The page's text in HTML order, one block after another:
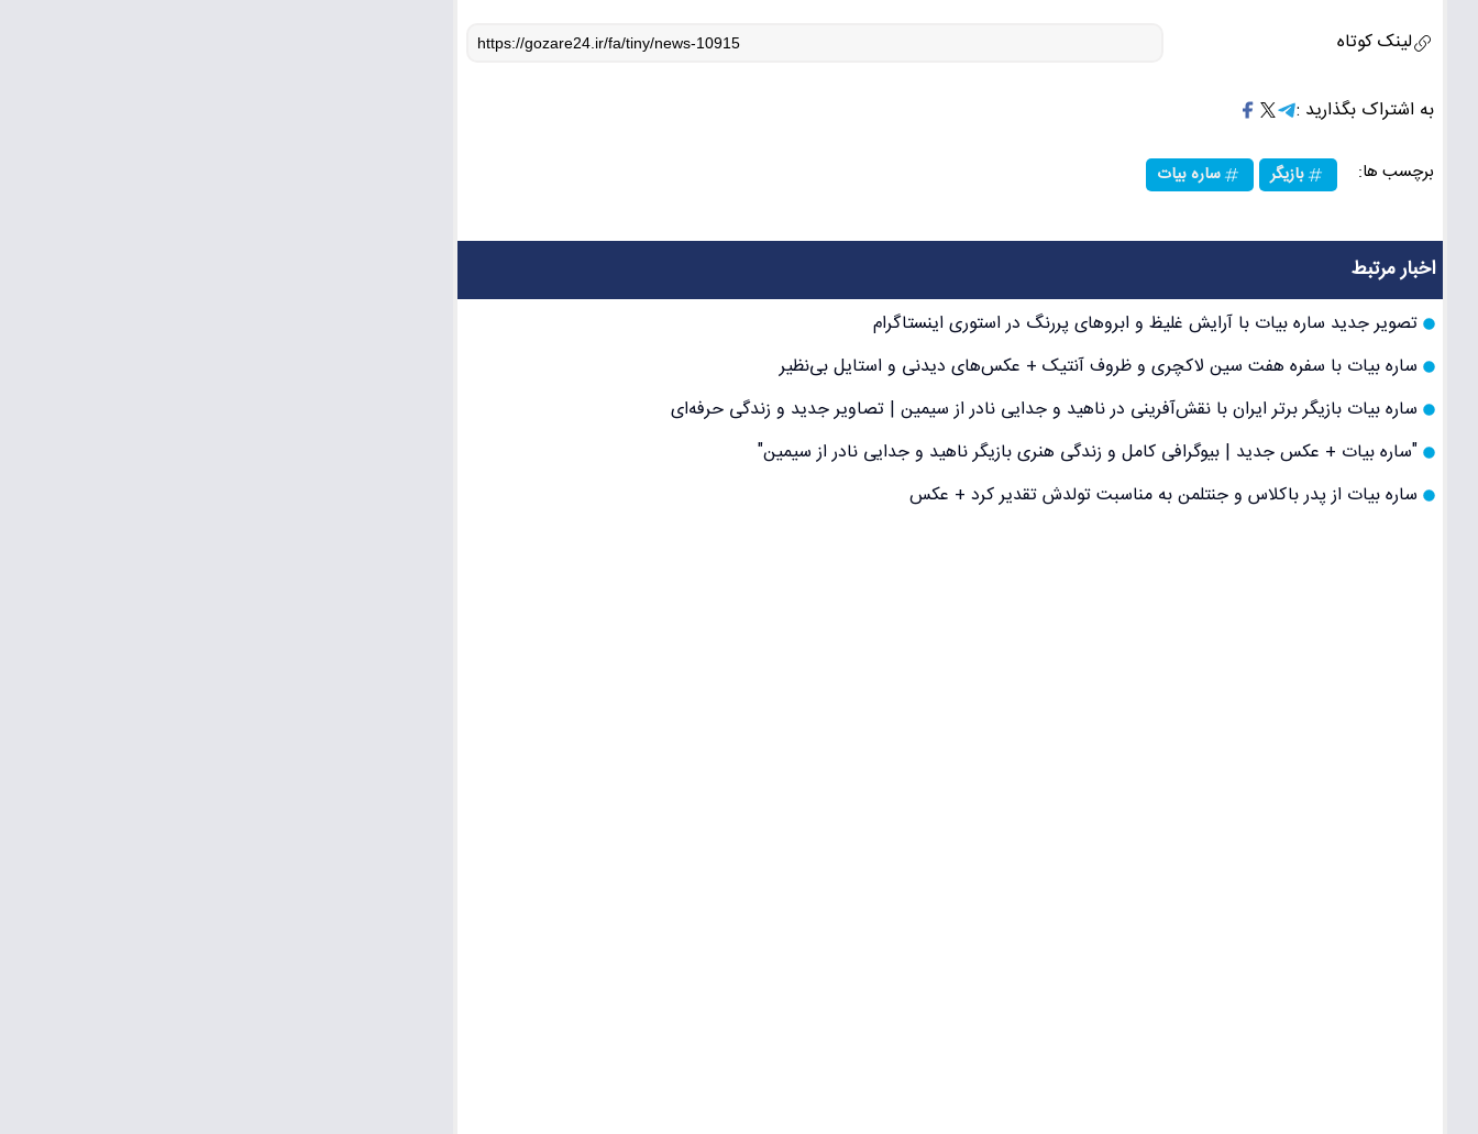
لینک کوتاه
به اشتراک بگذارید :
برچسب ها: بازیگر ساره بیات
اخبار مرتبط
تصویر جدید ساره بیات با آرایش غلیظ و ابروهای پررنگ در استوری اینستاگرام
ساره بیات با سفره هفت سین لاکچری و ظروف آنتیک + عکس‌های دیدنی و استایل بی‌نظیر
ساره بیات بازیگر برتر ایران با نقش‌آفرینی در ناهید و جدایی نادر از سیمین | تصاویر جدید و زندگی حرفه‌ای
"ساره بیات + عکس جدید | بیوگرافی کامل و زندگی هنری بازیگر ناهید و جدایی نادر از سیمین"
ساره بیات از پدر باکلاس و جنتلمن به مناسبت تولدش تقدیر کرد + عکس